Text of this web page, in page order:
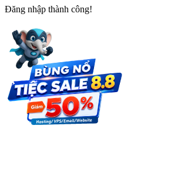
Đăng nhập thành công!